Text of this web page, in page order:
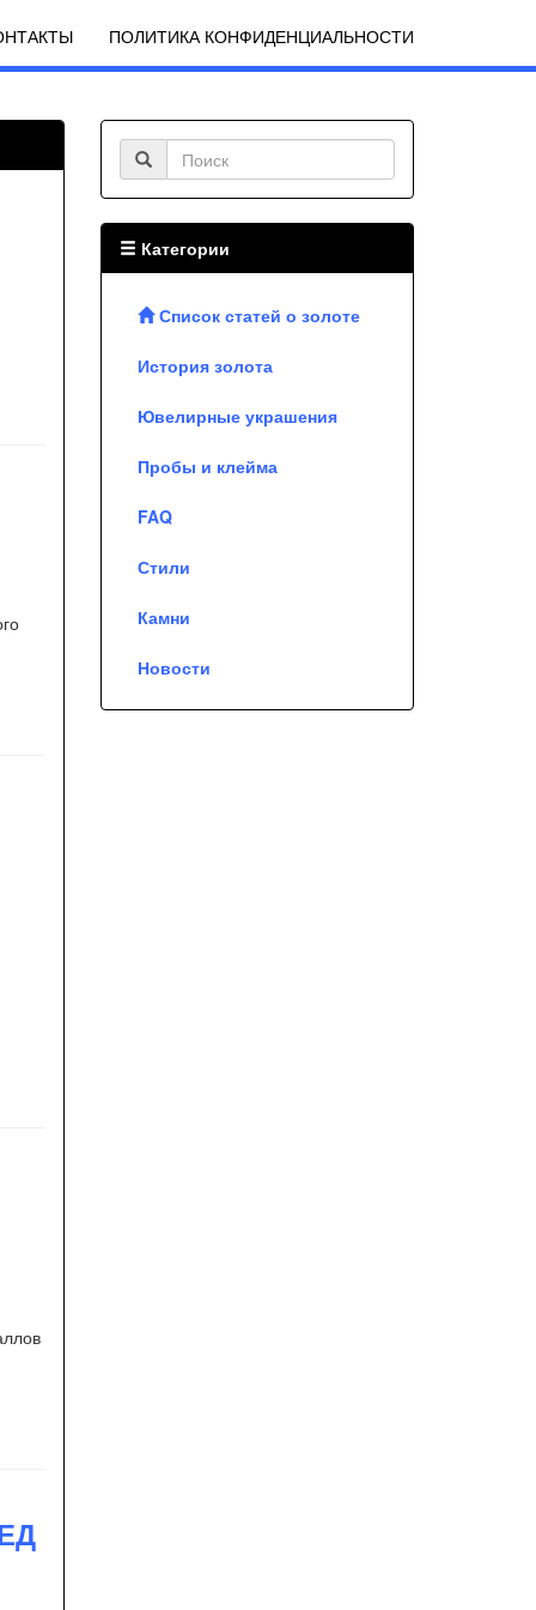
ПОЛИТИКА КОНФИДЕНЦИАЛЬНОСТИ
Категории
Список статей о золоте
История золота
Ювелирные украшения
Пробы и клейма
FAQ
Стили
Камни
Новости